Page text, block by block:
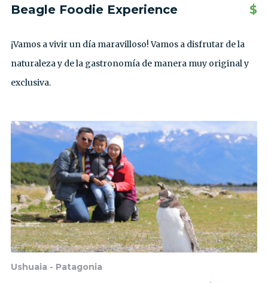
Beagle Foodie Experience $
¡Vamos a vivir un día maravilloso! Vamos a disfrutar de la
naturaleza y de la gastronomía de manera muy original y
exclusiva.
Ushuaia - Patagonia